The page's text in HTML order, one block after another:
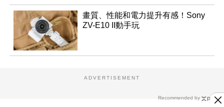
畫質、性能和電力提升有感！Sony
ZV-E10 II動手玩
Recommended by
ADVERTISEMENT